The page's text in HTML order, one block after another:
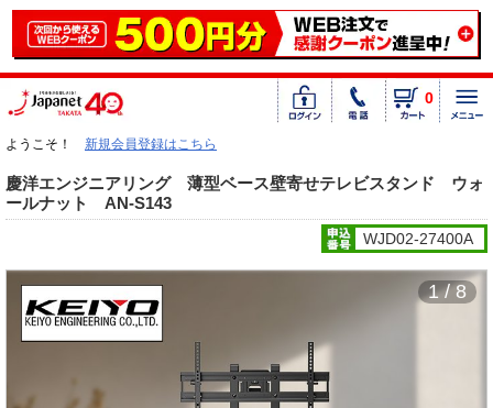
0
ようこそ！ 新規会員登録はこちら
慶洋エンジニアリング 薄型ベース壁寄せテレビスタンド ウォ
ールナット AN-S143
WJD02-27400A
1 / 8